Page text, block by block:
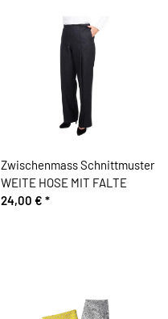
Zwischenmass Schnittmuster
WEITE HOSE MIT FALTE
24,00 € *